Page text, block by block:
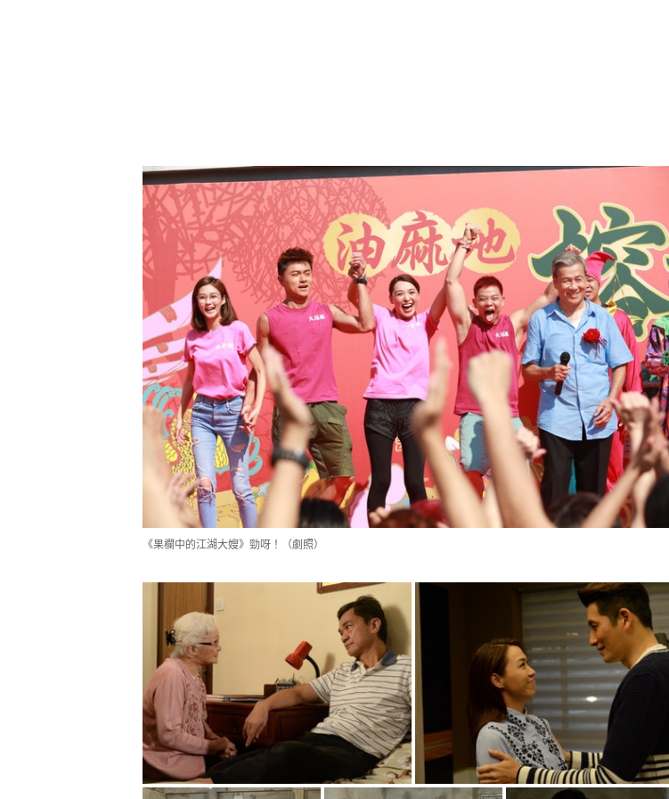
《果欄中的江湖大嫂》勁呀！（劇照）